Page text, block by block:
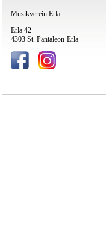
Musikverein Erla
Erla 42
4303 St. Pantaleon-Erla